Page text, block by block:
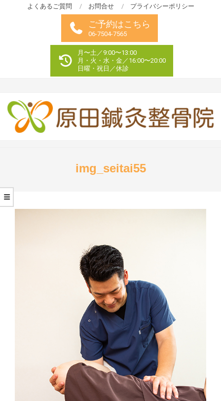
よくあるご質問 お問合せ プライバシーポリシー
ご予約はこちら
06-7504-7565
月〜土／9:00〜13:00
月・火・水・金／16:00〜20:00
日曜・祝日／休診
img_seitai55